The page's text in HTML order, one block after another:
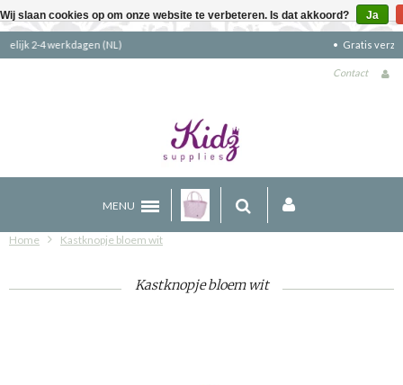
Contact
MENU
Home Kastknopje bloem wit
Kastknopje bloem wit
Wij slaan cookies op om onze website te verbeteren. Is dat akkoord? Ja